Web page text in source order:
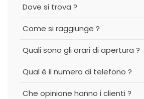
Dove si trova ?
Come si raggiunge ?
Quali sono gli orari di apertura ?
Qual è il numero di telefono ?
Che opinione hanno i clienti ?